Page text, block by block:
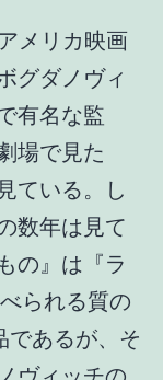
メリカ映画
グダノヴィ
有名な監
場で見た
ている。し
数年は見て
の』は『ラ
られる質の
であるが、そ
ヴィッチの